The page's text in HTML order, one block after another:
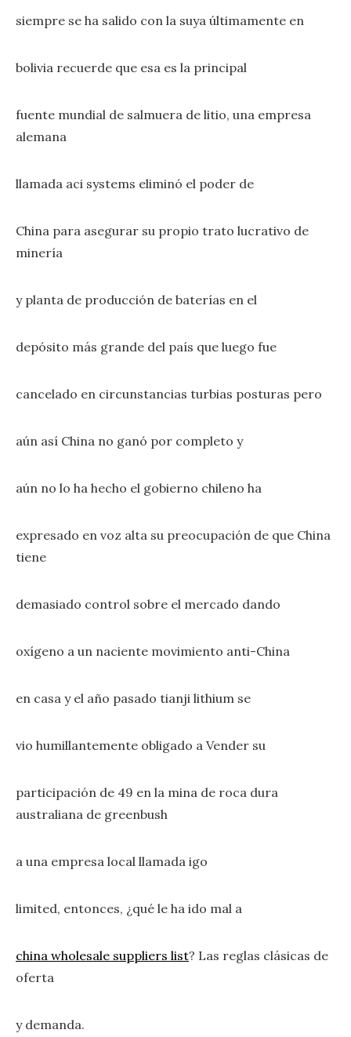
siempre se ha salido con la suya últimamente en
bolivia recuerde que esa es la principal
fuente mundial de salmuera de litio, una empresa
alemana
llamada aci systems eliminó el poder de
China para asegurar su propio trato lucrativo de
minería
y planta de producción de baterías en el
depósito más grande del país que luego fue
cancelado en circunstancias turbias posturas pero
aún así China no ganó por completo y
aún no lo ha hecho el gobierno chileno ha
expresado en voz alta su preocupación de que China
tiene
demasiado control sobre el mercado dando
oxígeno a un naciente movimiento anti-China
en casa y el año pasado tianji lithium se
vio humillantemente obligado a Vender su
participación de 49 en la mina de roca dura
australiana de greenbush
a una empresa local llamada igo
limited, entonces, ¿qué le ha ido mal a
china wholesale suppliers list? Las reglas clásicas de
oferta
y demanda.